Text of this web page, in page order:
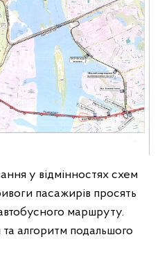
у відмінностях схем
пасажирів просять
маршруту.
алгоритм подальшого